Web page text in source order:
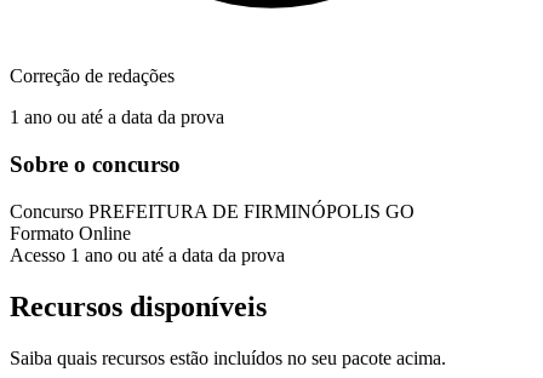
Correção de redações
1 ano ou até a data da prova
Sobre o concurso
Concurso PREFEITURA DE FIRMINÓPOLIS GO
Formato Online
Acesso 1 ano ou até a data da prova
Recursos disponíveis
Saiba quais recursos estão incluídos no seu pacote acima.